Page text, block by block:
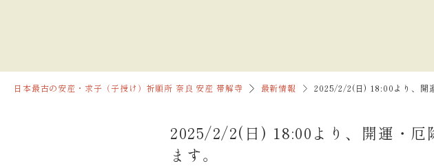
日本最古の安産・求子（子授け）祈願所 奈良 安産 帯解寺 最新情報 2025/2/2(日) 18:00より、開
2025/2/2(日) 18:00より、開運・厄
ます。